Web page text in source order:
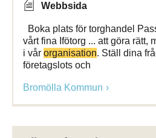
Webbsida
Boka plats för torghandel
vårt fina Ifötorg ... att göra rätt,
i vår organisation. Ställ dina
företagslots och
Bromölla Kommun